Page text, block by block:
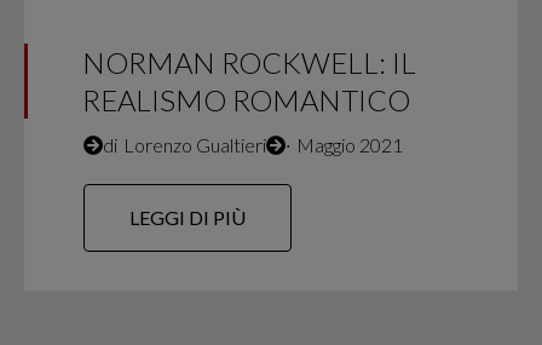
NORMAN ROCKWELL: IL
REALISMO ROMANTICO
di Lorenzo Gualtieri ∙ Maggio 2021
LEGGI DI PIÙ